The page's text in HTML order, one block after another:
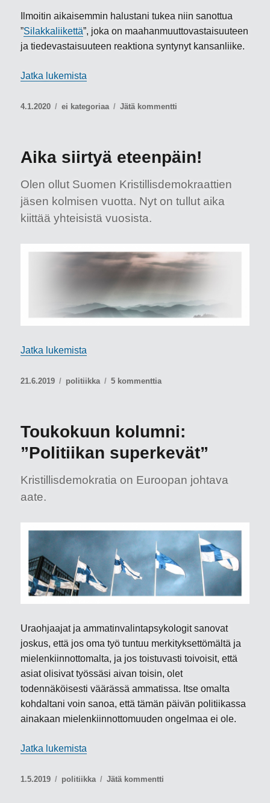
Ilmoitin aikaisemmin halustani tukea niin sanottua
”Silakkaliikettä”, joka on maahanmuuttovastaisuuteen
ja tiedevastaisuuteen reaktiona syntynyt kansanliike.
Jatka lukemista
Julkaistu
4.1.2020 Kategoriat
ei kategoriaa Jätä kommentti
”Silakkaliikkeestä”
Aika siirtyä eteenpäin!
Olen ollut Suomen Kristillisdemokraattien
jäsen kolmisen vuotta. Nyt on tullut aika
kiittää yhteisistä vuosista.
Jatka lukemista
Julkaistu
21.6.2019 Kategoriat
politiikka 5 kommenttiaartikkeliin
Toukokuun kolumni:
”Politiikan superkevät”
Kristillisdemokratia on Euroopan johtava
aate.
Uraohjaajat ja ammatinvalintapsykologit sanovat
joskus, että jos oma työ tuntuu merkityksettömältä ja
mielenkiinnottomalta, ja jos toistuvasti toivoisit, että
asiat olisivat työssäsi aivan toisin, olet
todennäköisesti väärässä ammatissa. Itse omalta
kohdaltani voin sanoa, että tämän päivän politiikassa
ainakaan mielenkiinnottomuuden ongelmaa ei ole.
Jatka lukemista
Julkaistu
1.5.2019 Kategoriat
politiikka Jätä kommentti